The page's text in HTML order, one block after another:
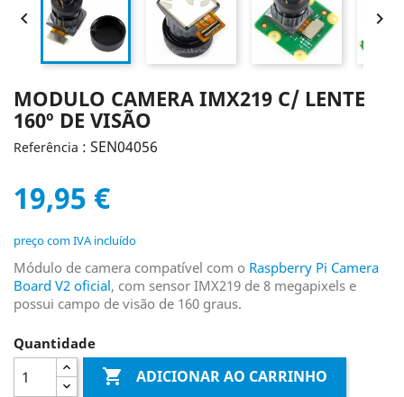
 
MODULO CAMERA IMX219 C/ LENTE
160º DE VISÃO
Referência : SEN04056
19,95 €
preço com IVA incluído
Módulo de camera compatível com o Raspberry Pi Camera
Board V2 oficial, com sensor IMX219 de 8 megapixels e
possui campo de visão de 160 graus.
Quantidade
 ADICIONAR AO CARRINHO